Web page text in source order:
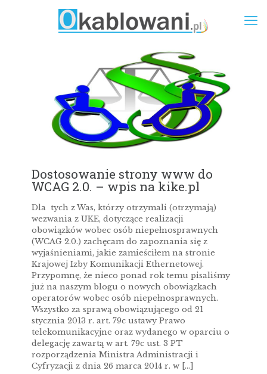
Dostosowanie strony www do
WCAG 2.0. – wpis na kike.pl
Dla tych z Was, którzy otrzymali (otrzymają)
wezwania z UKE, dotyczące realizacji
obowiązków wobec osób niepełnosprawnych
(WCAG 2.0.) zachęcam do zapoznania się z
wyjaśnieniami, jakie zamieściłem na stronie
Krajowej Izby Komunikacji Ethernetowej.
Przypomnę, że nieco ponad rok temu pisaliśmy
już na naszym blogu o nowych obowiązkach
operatorów wobec osób niepełnosprawnych.
Wszystko za sprawą obowiązującego od 21
stycznia 2013 r. art. 79c ustawy Prawo
telekomunikacyjne oraz wydanego w oparciu o
delegację zawartą w art. 79c ust. 3 PT
rozporządzenia Ministra Administracji i
Cyfryzacji z dnia 26 marca 2014 r. w […]